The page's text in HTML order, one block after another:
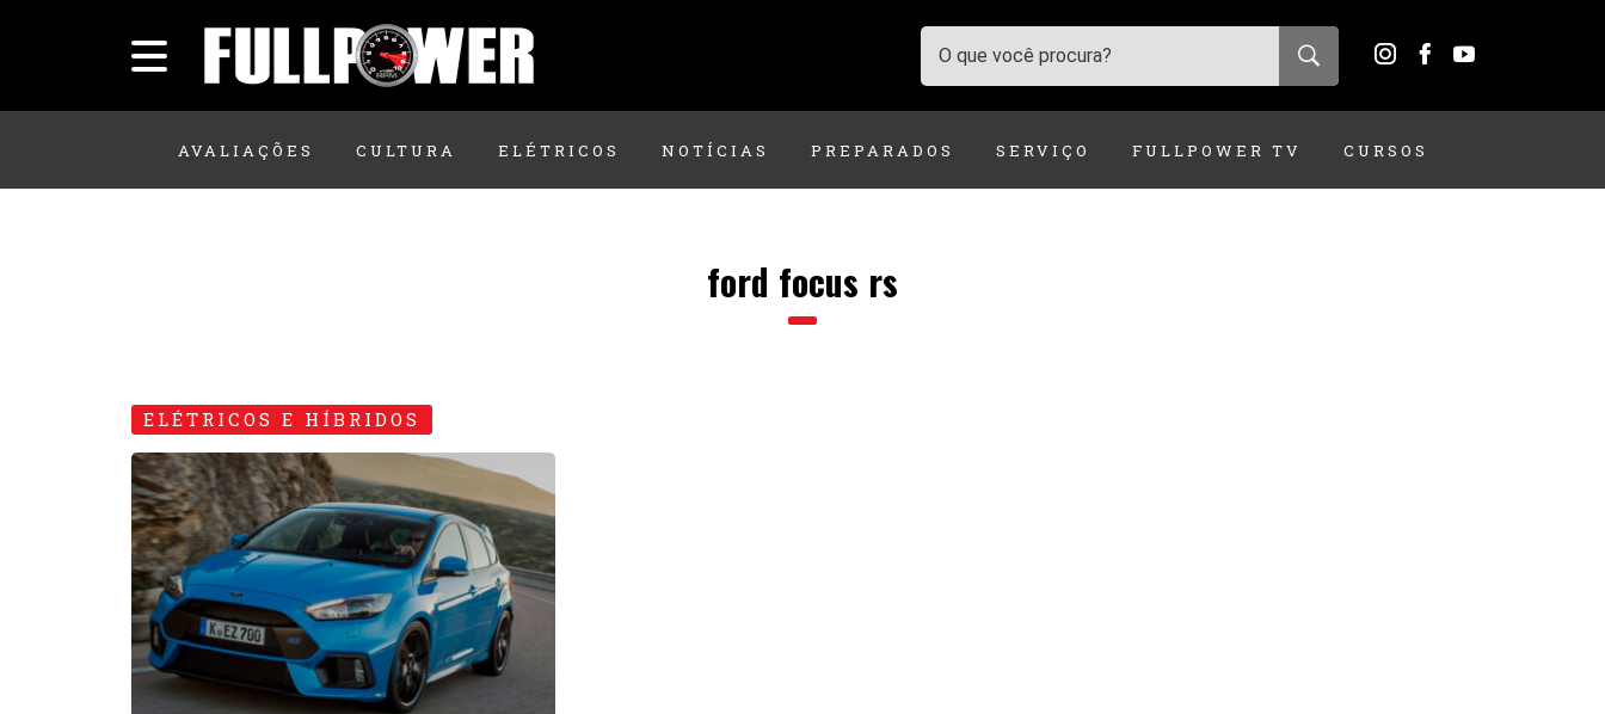
AVALIAÇÕES CULTURA ELÉTRICOS NOTÍCIAS PREPARADOS SERVIÇO FULLPOWER TV CURSOS
ford focus rs
ELÉTRICOS E HÍBRIDOS